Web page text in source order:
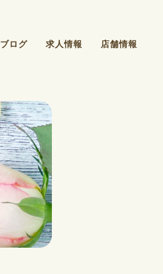
店舗情報
求人情報
ブログ